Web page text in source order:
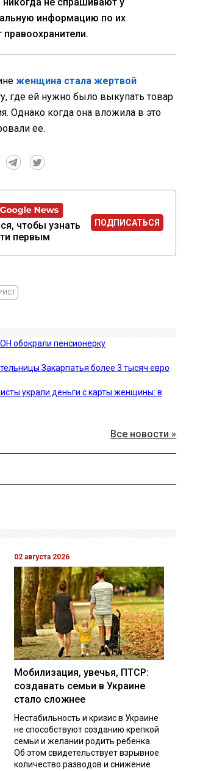
информацию по их
женщина стала жертвой
где ей нужно было выкупать товар
Однако когда она вложила в это
ее.
чтобы узнать
первым
ПОДПИСАТЬСЯ
обокрали пенсионерку
Закарпатья более 3 тысяч евро
украли деньги с карты женщины: в
Все новости »
02 августа 2026
Мобилизация, увечья, ПТСР:
создавать семьи в Украине
стало сложнее
Нестабильность и кризис в Украине
не способствуют созданию крепкой
семьи и желании родить ребенка.
Об этом свидетельствует взрывное
количество разводов и снижение